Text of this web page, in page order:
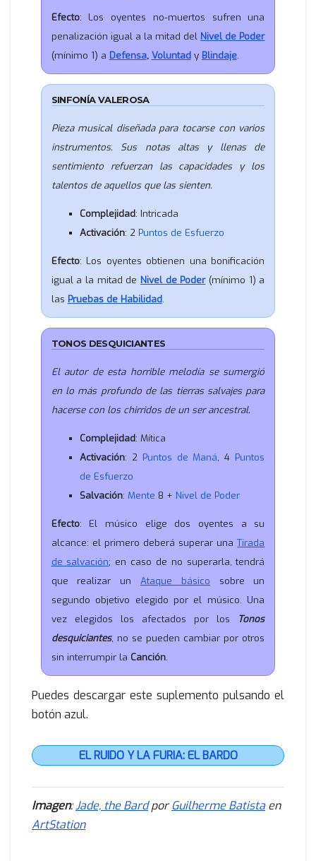
Efecto: Los oyentes no-muertos sufren una
penalización igual a la mitad del Nivel de Poder
(mínimo 1) a Defensa, Voluntady Blindaje.
SINFONÍA VALEROSA
Pieza musical diseñada para tocarse con varios
instrumentos. Sus notas altas y llenas de
sentimiento refuerzan las capacidades y los
talentos de aquellos que las sienten.
Complejidad: Intricada
Activación: 2 Puntos de Esfuerzo
Efecto: Los oyentes obtienen una bonificación
igual a la mitad de Nivel de Poder(mínimo 1) a
las Pruebas de Habilidad.
TONOS DESQUICIANTES
El autor de esta horrible melodía se sumergió
en lo más profundo de las tierras salvajes para
hacerse con los chirridos de un ser ancestral.
Complejidad: Mítica
Activación: 2 Puntos de Maná, 4 Puntos
de Esfuerzo
Salvación: Mente 8 + Nivel de Poder
Efecto: El músico elige dos oyentes a su
alcance: el primero deberá superar unaTirada
de salvación; en caso de no superarla, tendrá
que realizar un Ataque básico sobre un
segundo objetivo elegido por el músico. Una
vez elegidos los afectados por los Tonos
desquiciantes, no se pueden cambiar por otros
sin interrumpir la Canción.
Puedes descargar este suplemento pulsando el
botón azul.
EL RUIDO Y LA FURIA: EL BARDO
Imagen:Jade, the BardporGuilherme Batistaen
ArtStation